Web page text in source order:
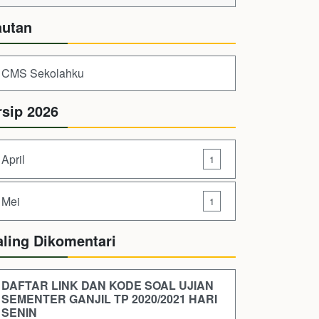
CMS Sekolahku
2026
April 1
Mei 1
Dikomentari
DAFTAR LINK DAN KODE SOAL UJIAN
SEMENTER GANJIL TP 2020/2021 HARI
SENIN